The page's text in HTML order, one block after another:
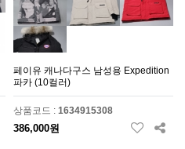
페이유 캐나다구스 남성용 Expedition
파카 (10컬러)
상품코드 : 1634915308
386,000원